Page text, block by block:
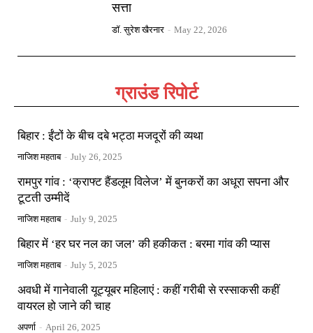
सत्ता
डॉ. सुरेश खैरनार - May 22, 2026
ग्राउंड रिपोर्ट
बिहार : ईंटों के बीच दबे भट्ठा मजदूरों की व्यथा
नाजिश महताब - July 26, 2025
रामपुर गांव : ‘क्राफ्ट हैंडलूम विलेज’ में बुनकरों का अधूरा सपना और
टूटती उम्मीदें
नाजिश महताब - July 9, 2025
बिहार में ‘हर घर नल का जल’ की हकीकत : बरमा गांव की प्यास
नाजिश महताब - July 5, 2025
अवधी में गानेवाली यूट्यूबर महिलाएं : कहीं गरीबी से रस्साकसी कहीं
वायरल हो जाने की चाह
अपर्णा - April 26, 2025